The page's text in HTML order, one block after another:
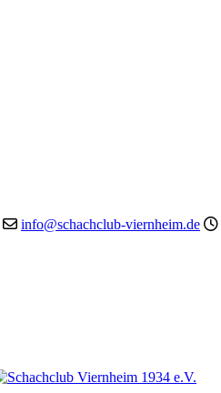
info@schachclub-viernheim.de